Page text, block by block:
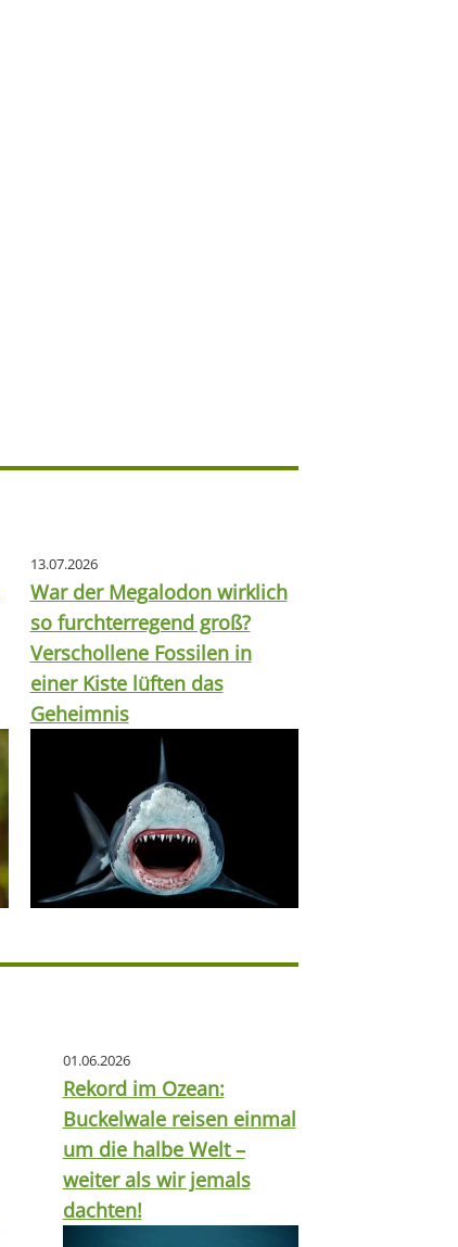
13.07.2026
War der Megalodon wirklich
so furchterregend groß?
Verschollene Fossilen in
einer Kiste lüften das
Geheimnis
01.06.2026
Rekord im Ozean:
Buckelwale reisen einmal
um die halbe Welt –
weiter als wir jemals
dachten!